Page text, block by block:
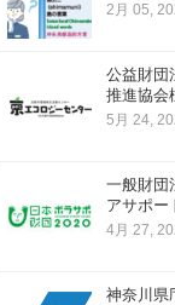
2月 05,
公益財団
推進協会
5月 24,
一般財団
アサポー
4月 27,
神奈川県